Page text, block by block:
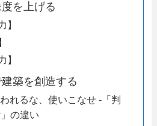
を上げる
】
】
築を創造する
れるな、使いこなせ -「判
の違い